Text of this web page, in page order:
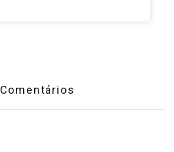
Comentários